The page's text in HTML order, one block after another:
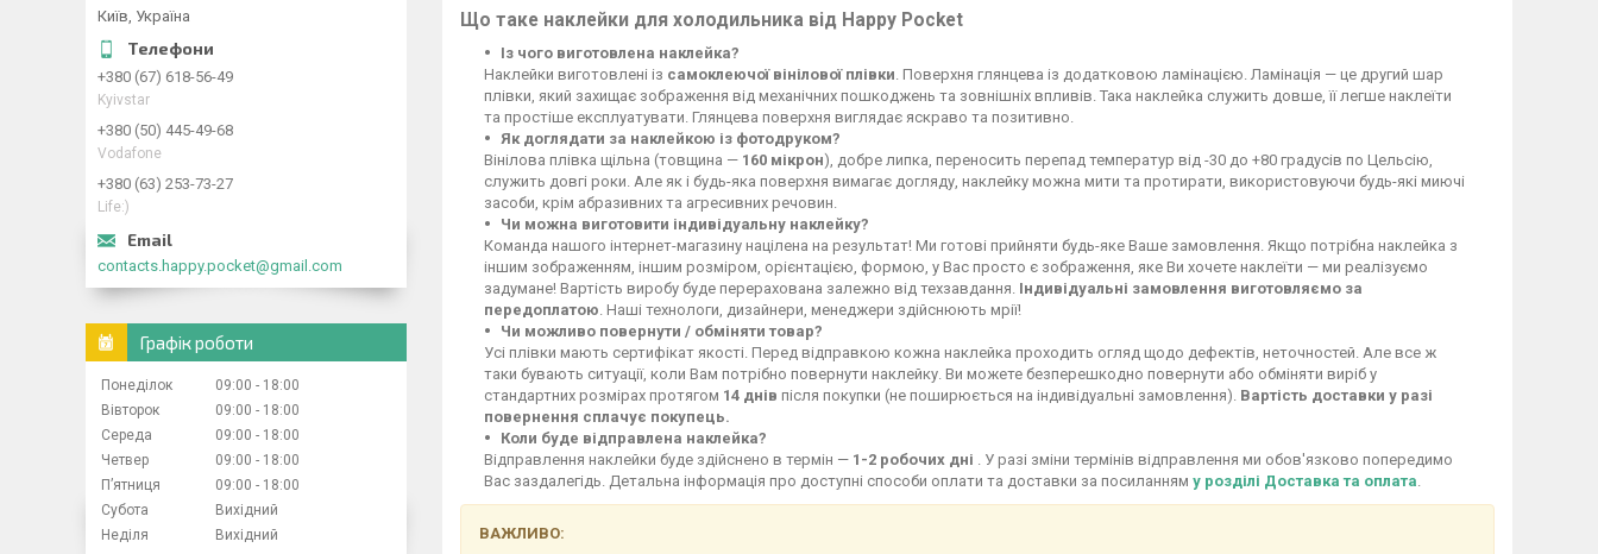
Що таке наклейки для холодильника від Happy Pocket
Із чого виготовлена наклейка?
Наклейки виготовлені із самоклеючої вінілової плівки . Поверхня глянцева із додатковою ламінацією. Ламінація — це другий шар
плівки, який захищає зображення від механічних пошкоджень та зовнішніх впливів. Така наклейка служить довше, її легше наклеїти
та простіше експлуатувати. Глянцева поверхня виглядає яскраво та позитивно.
Як доглядати за наклейкою із фотодруком?
Вінілова плівка щільна (товщина — 160 мікрон), добре липка, переносить перепад температур від -30 до +80 градусів по Цельсію,
служить довгі роки. Але як і будь-яка поверхня вимагає догляду, наклейку можна мити та протирати, використовуючи будь-які миючі
засоби, крім абразивних та агресивних речовин.
Чи можна виготовити індивідуальну наклейку?
Команда нашого інтернет-магазину націлена на результат! Ми готові прийняти будь-яке Ваше замовлення. Якщо потрібна наклейка з
іншим зображенням, іншим розміром, орієнтацією, формою, у Вас просто є зображення, яке Ви хочете наклеїти — ми реалізуємо
задумане! Вартість виробу буде перерахована залежно від техзавдання. Індивідуальні замовлення виготовляємо за
передоплатою . Наші технологи, дизайнери, менеджери здійснюють мрії!
Чи можливо повернути / обміняти товар?
Усі плівки мають сертифікат якості. Перед відправкою кожна наклейка проходить огляд щодо дефектів, неточностей. Але все ж
таки бувають ситуації, коли Вам потрібно повернути наклейку. Ви можете безперешкодно повернути або обміняти виріб у
стандартних розмірах протягом 14 днів після покупки (не поширюється на індивідуальні замовлення). Вартість доставки у разі
повернення сплачує покупець.
Коли буде відправлена наклейка?
Відправлення наклейки буде здійснено в термін — 1-2 робочих дні . У разі зміни термінів відправлення ми обов'язково попередимо
Вас заздалегідь. Детальна інформація про доступні способи оплати та доставки за посиланням у розділі Доставка та оплата
ВАЖЛИВО:
Київ, Україна
+380 (67) 618-56-49
Kyivstar
+380 (50) 445-49-68
Vodafone
+380 (63) 253-73-27
Life:)
contacts.happy.pocket@gmail.com
Графік роботи
Понеділок 09:00
18:00
Вівторок
09:00
18:00
Середа
09:00
18:00
Четвер
09:00
18:00
Пʼятниця
09:00
18:00
Субота
Вихідний
Неділя
Вихідний